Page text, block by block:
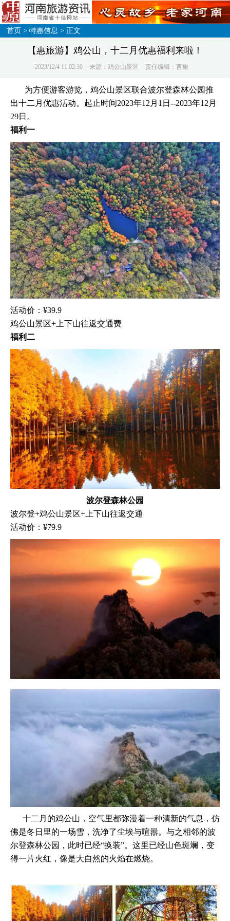
首页 >特惠信息 > 正文
【惠旅游】鸡公山，十二月优惠福利来啦！
2023/12/4 11:02:30 来源：鸡公山景区 责任编辑：言旅
为方便游客游览，鸡公山景区联合波尔登森林公园推
出十二月优惠活动。起止时间2023年12月1日--2023年12月
29日。
福利一
活动价：¥39.9
鸡公山景区+上下山往返交通费
福利二
波尔登森林公园
波尔登+鸡公山景区+上下山往返交通
活动价：¥79.9
十二月的鸡公山，空气里都弥漫着一种清新的气息，仿
佛是冬日里的一场雪，洗净了尘埃与喧嚣。与之相邻的波
尔登森林公园，此时已经“换装”。这里已经山色斑斓，变
得一片火红，像是大自然的火焰在燃烧。